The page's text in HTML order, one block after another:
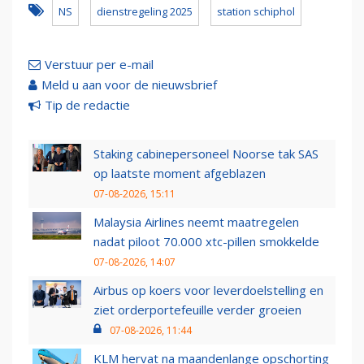
NS dienstregeling 2025 station schiphol
Verstuur per e-mail
Meld u aan voor de nieuwsbrief
Tip de redactie
Staking cabinepersoneel Noorse tak SAS
op laatste moment afgeblazen
07-08-2026, 15:11
Malaysia Airlines neemt maatregelen
nadat piloot 70.000 xtc-pillen smokkelde
07-08-2026, 14:07
Airbus op koers voor leverdoelstelling en
ziet orderportefeuille verder groeien
07-08-2026, 11:44
KLM hervat na maandenlange opschorting